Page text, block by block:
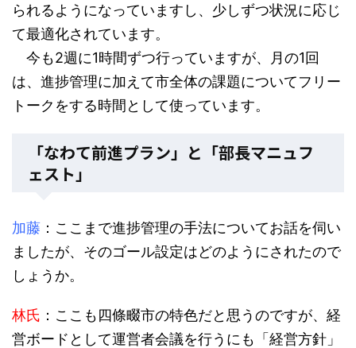
られるようになっていますし、少しずつ状況に応じ
て最適化されています。
今も2週に1時間ずつ行っていますが、月の1回
は、進捗管理に加えて市全体の課題についてフリー
トークをする時間として使っています。
「なわて前進プラン」と「部長マニュフ
ェスト」
加藤 ：ここまで進捗管理の手法についてお話を伺い
ましたが、そのゴール設定はどのようにされたので
しょうか。
林氏 ：ここも四條畷市の特色だと思うのですが、経
営ボードとして運営者会議を行うにも「経営方針」